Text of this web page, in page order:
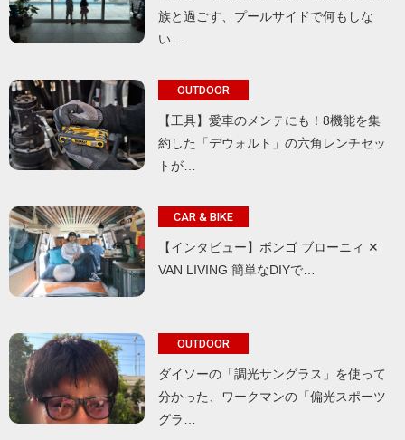
族と過ごす、プールサイドで何もしな
い…
OUTDOOR
【工具】愛車のメンテにも！8機能を集
約した「デウォルト」の六角レンチセッ
トが…
CAR & BIKE
【インタビュー】ボンゴ ブローニィ ✕
VAN LIVING 簡単なDIYで…
OUTDOOR
ダイソーの「調光サングラス」を使って
分かった、ワークマンの「偏光スポーツ
グラ…